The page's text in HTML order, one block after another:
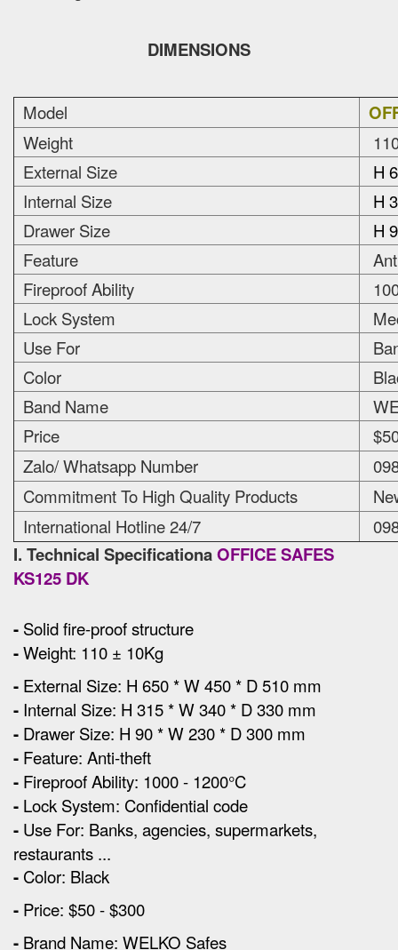
DIMENSIONS
Model
Weight
External Size
H
Internal Size
H
Drawer Size
H
Feature
Fireproof Ability
Lock System
Use For
Color
Band Name
Price
Zalo/ Whatsapp Number
Commitment To High Quality Products
International Hotline 24/7
I. Technical SpecificationaOFFICE SAFES
KS125 DK
- Solid fire-proof structure
-Weight: 110 ± 10Kg
- External Size: H 650 * W 450 * D 510 mm
- Internal Size: H 315 * W 340 * D 330 mm
- Drawer Size: H 90 * W 230 * D 300 mm
- Feature: Anti-theft
- Fireproof Ability: 1000 - 1200°C
- Lock System: Confidential code
- Use For: Banks, agencies, supermarkets,
restaurants ...
- Color: Black
- Price: $50 - $300
- Brand Name: WELKO Safes